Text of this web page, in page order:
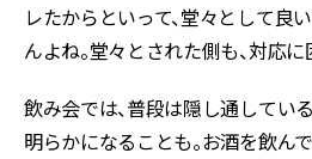
レたからといって、堂々として良
んよね。堂々とされた側も、対応に
飲み会では、普段は隠し通してい
明らかになることも。お酒を飲ん